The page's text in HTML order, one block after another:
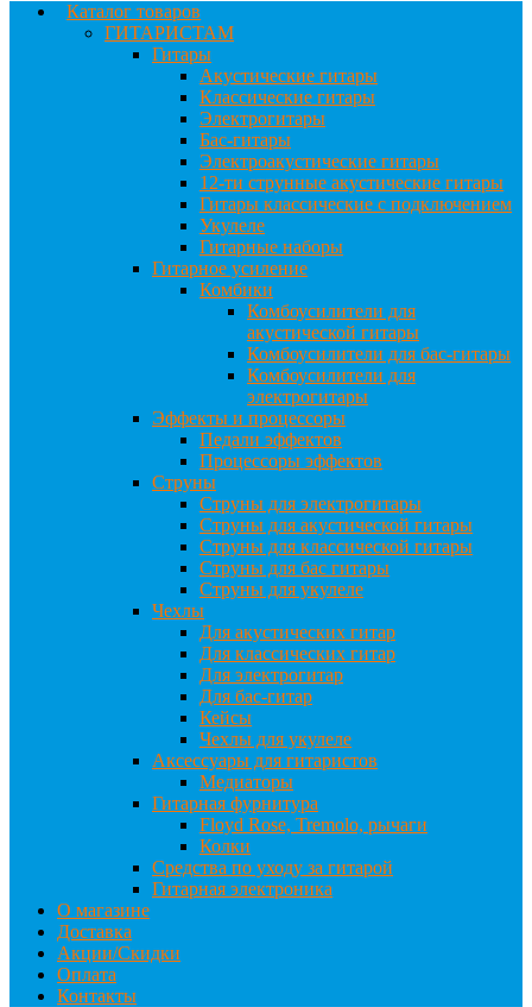
Каталог товаров
ГИТАРИСТАМ
Гитары
Акустические гитары
Классические гитары
Электрогитары
Бас-гитары
Электроакустические гитары
12-ти струнные акустические гитары
Гитары классические с подключением
Укулеле
Гитарные наборы
Гитарное усиление
Комбики
Комбоусилители для
акустической гитары
Комбоусилители для бас-гитары
Комбоусилители для
электрогитары
Эффекты и процессоры
Педали эффектов
Процессоры эффектов
Струны
Струны для электрогитары
Струны для акустической гитары
Струны для классической гитары
Струны для бас гитары
Струны для укулеле
Чехлы
Для акустических гитар
Для классических гитар
Для электрогитар
Для бас-гитар
Кейсы
Чехлы для укулеле
Аксессуары для гитаристов
Медиаторы
Гитарная фурнитура
Floyd Rose, Tremolo, рычаги
Колки
Средства по уходу за гитарой
Гитарная электроника
О магазине
Доставка
Акции/Скидки
Оплата
Контакты